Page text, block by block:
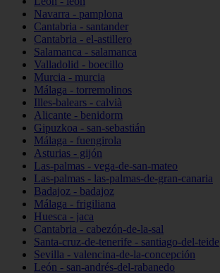
Navarra - pamplona
Cantabria - santander
Cantabria - el-astillero
Salamanca - salamanca
Valladolid - boecillo
Murcia - murcia
Málaga - torremolinos
Illes-balears - calvià
Alicante - benidorm
Gipuzkoa - san-sebastián
Málaga - fuengirola
Asturias - gijón
Las-palmas - vega-de-san-mateo
Las-palmas - las-palmas-de-gran-canaria
Badajoz - badajoz
Málaga - frigiliana
Huesca - jaca
Cantabria - cabezón-de-la-sal
Santa-cruz-de-tenerife - santiago-del-teide
Sevilla - valencina-de-la-concepción
León - san-andrés-del-rabanedo